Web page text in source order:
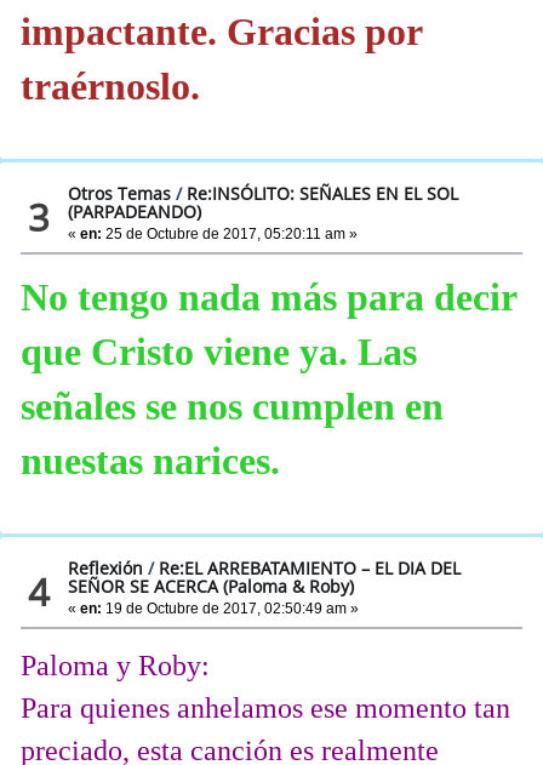
impactante. Gracias por
traérnoslo.
3 Otros Temas / Re:INSÓLITO: SEÑALES EN EL SOL
(PARPADEANDO)
«en: 25 de Octubre de 2017, 05:20:11 am »
No tengo nada más para decir
que Cristo viene ya. Las
señales se nos cumplen en
nuestas narices.
4 Reflexión / Re:EL ARREBATAMIENTO – EL DIA DEL
SEÑOR SE ACERCA (Paloma & Roby)
«en: 19 de Octubre de 2017, 02:50:49 am »
Paloma y Roby:
Para quienes anhelamos ese momento tan
preciado, esta canción es realmente